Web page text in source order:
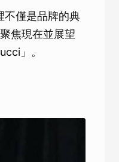
不僅是品牌的典
焦現在並展望
」。